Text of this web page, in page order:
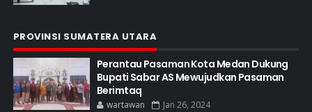
PROVINSI SUMATERA UTARA
Perantau Pasaman Kota Medan Dukung
Bupati Sabar AS Mewujudkan Pasaman
Berimtaq
wartawan Jan 26, 2024